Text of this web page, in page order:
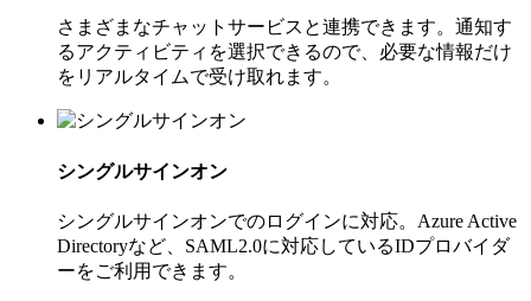
さまざまなチャットサービスと連携できます。通知す
るアクティビティを選択できるので、必要な情報だけ
をリアルタイムで受け取れます。
シングルサインオン
シングルサインオンでのログインに対応。Azure Active
Directoryなど、SAML2.0に対応しているIDプロバイダ
ーをご利用できます。